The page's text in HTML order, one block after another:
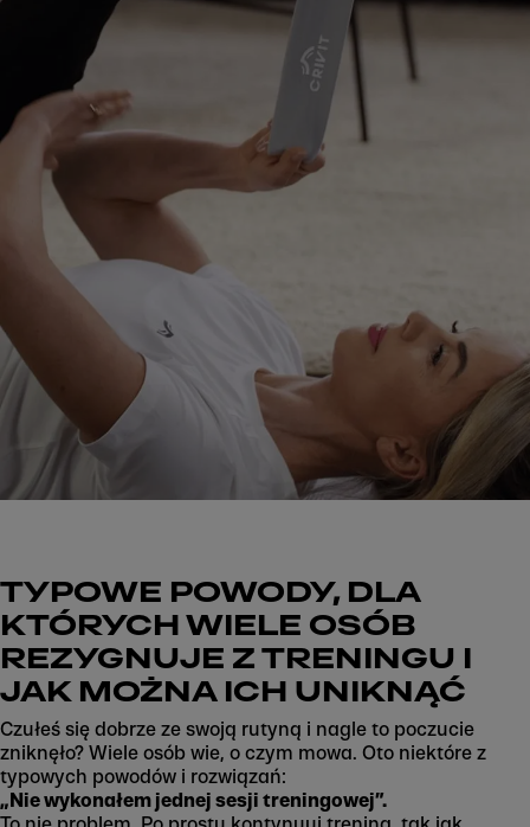
TYPOWE POWODY, DLA
KTÓRYCH WIELE OSÓB
REZYGNUJE Z TRENINGU I
JAK MOŻNA ICH UNIKNĄĆ
Czułeś się dobrze ze swoją rutyną i nagle to poczucie
zniknęło? Wiele osób wie, o czym mowa. Oto niektóre z
typowych powodów i rozwiązań:
„Nie wykonałem jednej sesji treningowej”.